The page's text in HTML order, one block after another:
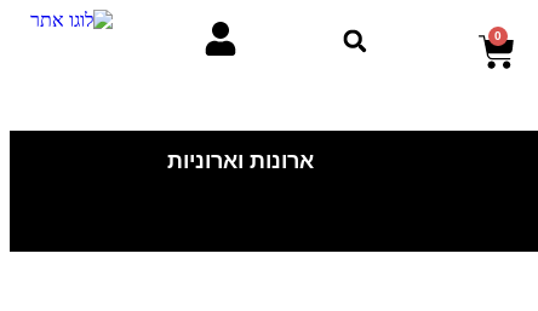
0
ארונות וארוניות